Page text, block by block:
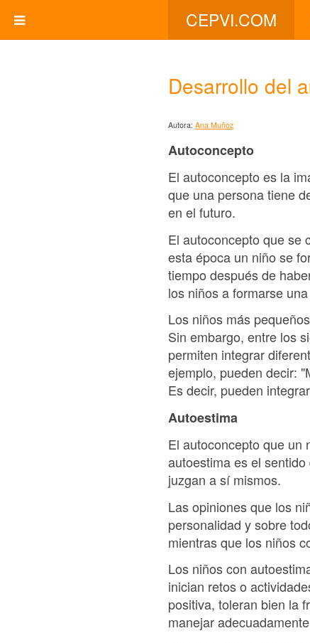
CEPVI.COM
Desarrollo del
Autora: Ana Muñoz
Autoconcepto
El autoconcepto es la
que una persona tiene
en el futuro.
El autoconcepto que se
esta época un niño se
tiempo después de
los niños a formarse
Los niños más
Sin embargo, entre los
permiten integrar
ejemplo, pueden decir:
Es decir, pueden
Autoestima
El autoconcepto que un
autoestima es el
juzgan a sí mismos.
Las opiniones que los
personalidad y sobre
mientras que los niños
Los niños con
inician retos o
positiva, toleran bien la
manejar